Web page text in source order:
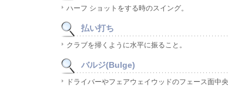
ハーフ ショットをする時のスイング。
払い打ち
クラブを掃くように水平に振ること。
バルジ(Bulge)
ドライバーやフェアウェイウッドのフェース面中